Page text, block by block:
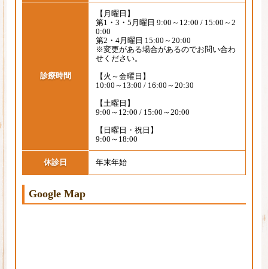
診療時間
【月曜日】
第1・3・5月曜日 9:00～12:00 / 15:00～2
0:00
第2・4月曜日 15:00～20:00
※変更がある場合があるのでお問い合わ
せください。
【火～金曜日】
10:00～13:00 / 16:00～20:30
【土曜日】
9:00～12:00 / 15:00～20:00
【日曜日・祝日】
9:00～18:00
休診日 年末年始
Google Map